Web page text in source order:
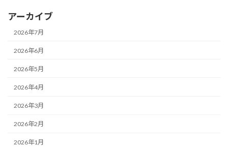
アーカイブ
2026年7月
2026年6月
2026年5月
2026年4月
2026年3月
2026年2月
2026年1月